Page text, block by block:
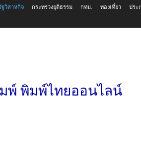
ฐวิสาหกิจ กระทรวงยุติธรรม กทม. ท่องเที่ยว ประ
พ์ พิมพ์ไทยออนไลน์